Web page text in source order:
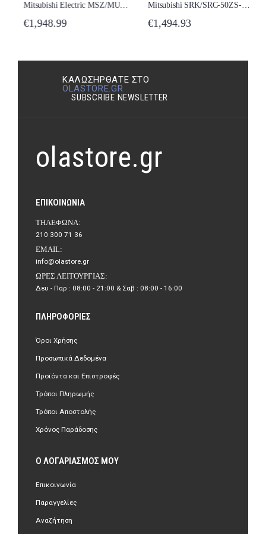
Mitsubishi Electric MSZ/MUZ-EF50VG-W Κλιματιστικό Inverter 18000 BTU A++/A+++ New Model 2024
1,948.99
Mitsubishi SRK/SRC-50ZS-WF Κλιματιστικό Inverter 18000 BTU A++/A++ με Wi-Fi New Model 2024
1,494.93
ΚΑΛΩΣΉΡΘΑΤΕ ΣΤΟ
OLASTORE.GR
SUBSCRIBE NEWSLETTER
olastore.gr
ΕΠΙΚΟΙΝΩΝΊΑ
ΤΗΛΈΦΩΝΑ:
210 300 71 36
EMAIL:
info@olastore.gr
ΏΡΕΣ ΛΕΙΤΟΥΡΓΊΑΣ:
Δευ - Παρ : 08:00 - 21:00 & Σαβ : 08:00 - 16:00
ΠΛΗΡΟΦΟΡΊΕΣ
Όροι Χρήσης
Προσωπικά Δεδομένα
Προϊόντα και Επιστροφές
Τρόποι Πληρωμής
Τρόποι Αποστολής
Χρόνος Παράδοσης
Ο ΛΟΓΑΡΙΑΣΜΌΣ ΜΟΥ
Επικοινωνία
Παραγγελίες
Αναζήτηση